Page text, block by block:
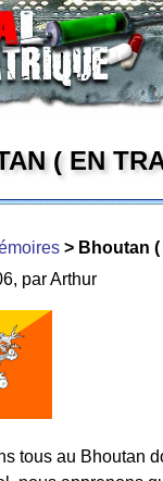
( EN
> Bhoutan
par Arthur
tous au Bhoutan